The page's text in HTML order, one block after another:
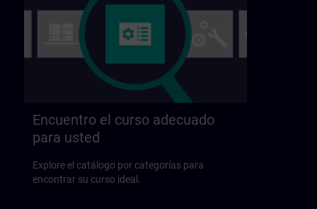
Encuentro el curso adecuado
para usted
Explore el catálogo por categorías para
encontrar su curso ideal.